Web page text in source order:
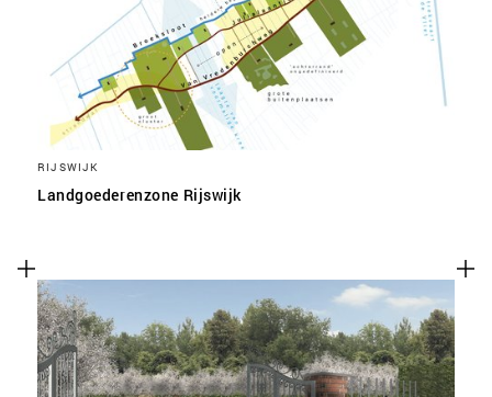
RIJSWIJK
Landgoederenzone Rijswijk